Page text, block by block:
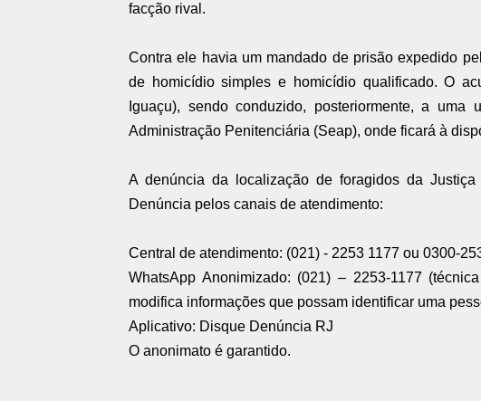
facção rival.
Contra ele havia um mandado de prisão expedido
de homicídio simples e homicídio qualificado. O
Iguaçu), sendo conduzido, posteriormente, a
Administração Penitenciária (Seap), onde ficará à
A denúncia da localização de foragidos da
Denúncia pelos canais de atendimento:
Central de atendimento: (021) - 2253 1177 ou 0300-
WhatsApp Anonimizado: (021) – 2253-1177
modifica informações que possam identificar uma
Aplicativo: Disque Denúncia RJ
O anonimato é garantido.